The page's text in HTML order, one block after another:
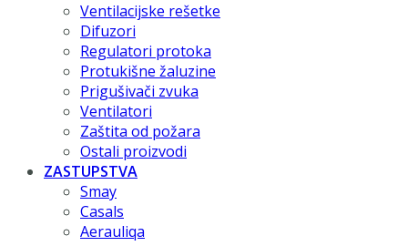
Ventilacijske rešetke
Difuzori
Regulatori protoka
Protukišne žaluzine
Prigušivači zvuka
Ventilatori
Zaštita od požara
Ostali proizvodi
ZASTUPSTVA
Smay
Casals
Aerauliqa